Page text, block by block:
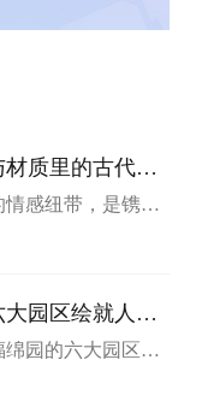
质里的古代风
感纽带，是镌刻
立天地间，不仅
多被忽略的细节
，恰是古代风水
和” 的核心要义。
大细节被重新诠
园区绘就人文
园的六大园区
万泉苑、观塔